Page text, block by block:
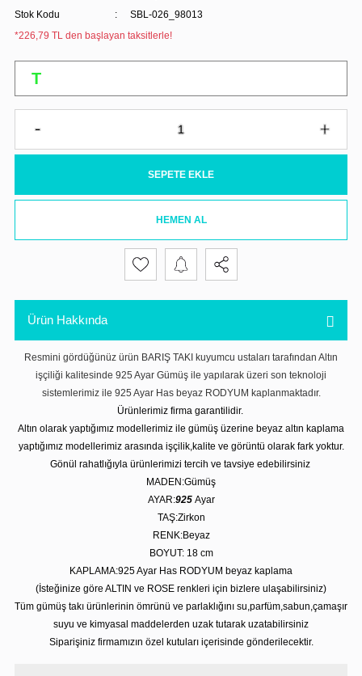
Stok Kodu
SBL-026_98013
*226,79 TL den başlayan taksitlerle!
SEPETE EKLE
HEMEN AL
Ürün Hakkında
Resmini gördüğünüz ürün BARIŞ TAKI kuyumcu ustaları tarafından Altın
işçiliği kalitesinde 925 Ayar Gümüş ile yapılarak üzeri son teknoloji
sistemlerimiz ile 925 Ayar Has beyaz RODYUM kaplanmaktadır.
Ürünlerimiz firma garantilidir.
Altın olarak yaptığımız modellerimiz ile gümüş üzerine beyaz altın kaplama
yaptığımız modellerimiz arasında işçilik,kalite ve görüntü olarak fark yoktur.
Gönül rahatlığıyla ürünlerimizi tercih ve tavsiye edebilirsiniz
MADEN:Gümüş
AYAR:925 Ayar
TAŞ:Zirkon
RENK:Beyaz
BOYUT: 18 cm
KAPLAMA:925 Ayar Has RODYUM beyaz kaplama
(İsteğinize göre ALTIN ve ROSE renkleri için bizlere ulaşabilirsiniz)
Tüm gümüş takı ürünlerinin ömrünü ve parlaklığını su,parfüm,sabun,çamaşır
suyu ve kimyasal maddelerden uzak tutarak uzatabilirsiniz
Siparişiniz firmamızın özel kutuları içerisinde gönderilecektir.